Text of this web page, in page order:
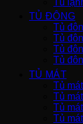
Tủ
TỦ ĐÔNG
Tủ
Tủ
Tủ
Tủ
TỦ MÁT
Tủ
Tủ
Tủ
Tủ